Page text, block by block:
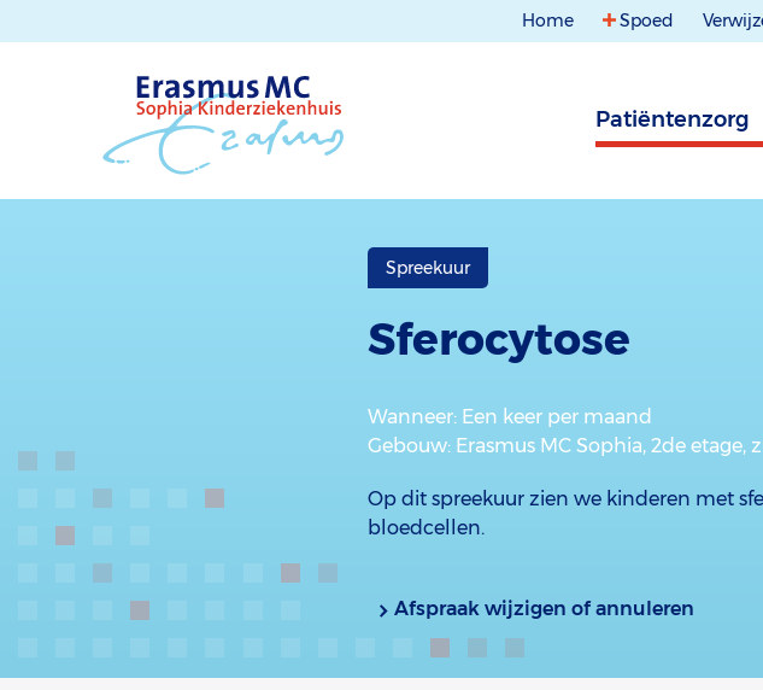
Home Spoed
Patiëntenzorg
Spreekuur
Sferocytose
Wanneer: Een keer per maand
Gebouw: Erasmus MC Sophia, 2de etage,
Op dit spreekuur zien we kinderen met
bloedcellen.
Afspraak wijzigen of annuleren